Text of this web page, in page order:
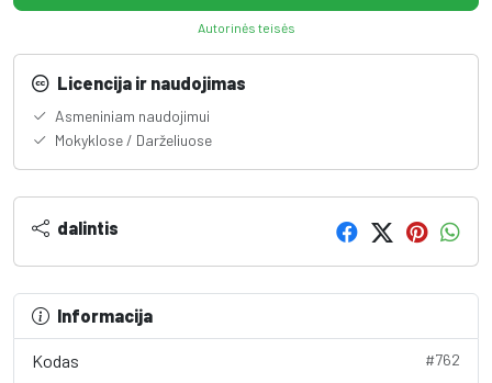
Autorinės teisės
Licencija ir naudojimas
Asmeniniam naudojimui
Mokyklose / Darželiuose
dalintis
Informacija
Kodas #762